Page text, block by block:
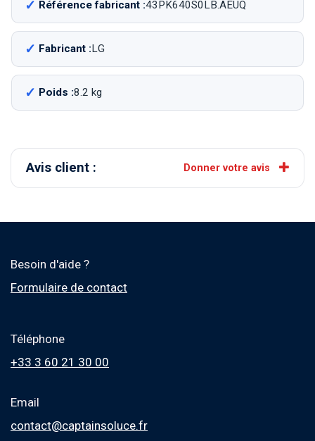
Référence fabricant :43PK640S0LB.AEUQ
Fabricant :LG
Poids :8.2 kg
Avis client : Donner votre avis
Besoin d'aide ?
Formulaire de contact
Téléphone
+33 3 60 21 30 00
Email
contact@captainsoluce.fr